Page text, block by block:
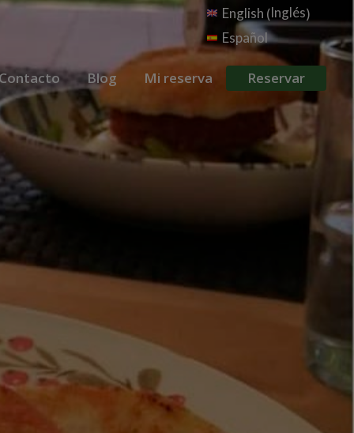
English (Inglés)
Español
Blog Mi reserva Reservar